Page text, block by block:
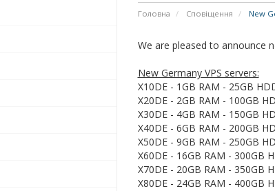
Головна Сповіщення New
We are pleased to announce
New Germany VPS servers:
X10DE - 1GB RAM - 25GB
X20DE - 2GB RAM - 100GB
X30DE - 4GB RAM - 150GB
X40DE - 6GB RAM - 200GB
X50DE - 9GB RAM - 250GB
X60DE - 16GB RAM - 300GB
X70DE - 20GB RAM - 350GB
X80DE - 24GB RAM - 400GB